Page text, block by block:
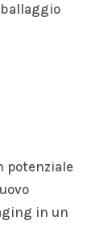
potenziale
in un